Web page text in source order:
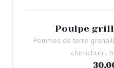
Poulpe
Pommes de terre
chimichurri,